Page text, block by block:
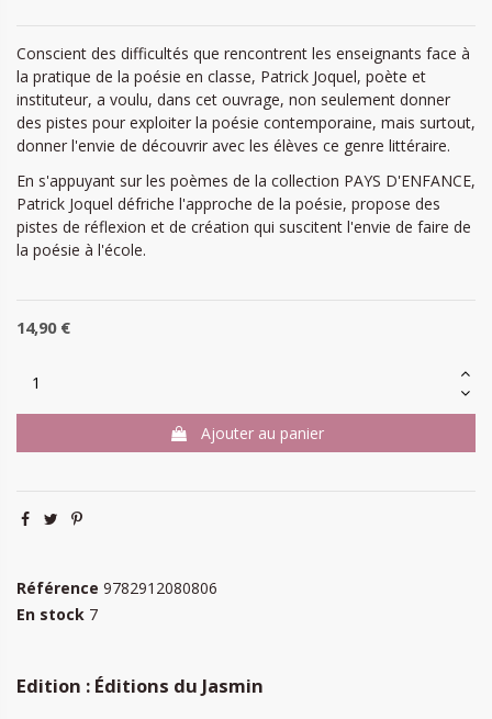
Conscient des difficultés que rencontrent les enseignants face à
la pratique de la poésie en classe, Patrick Joquel, poète et
instituteur, a voulu, dans cet ouvrage, non seulement donner
des pistes pour exploiter la poésie contemporaine, mais surtout,
donner l'envie de découvrir avec les élèves ce genre littéraire.
En s'appuyant sur les poèmes de la collection PAYS D'ENFANCE,
Patrick Joquel défriche l'approche de la poésie, propose des
pistes de réflexion et de création qui suscitent l'envie de faire de
la poésie à l'école.
14,90 €
Ajouter au panier
Référence 9782912080806
En stock 7
Edition : Éditions du Jasmin